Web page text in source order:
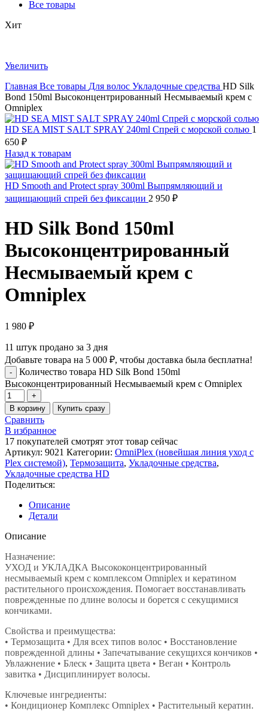
Все товары
Хит
Увеличить
Главная Все товары Для волос Укладочные средства HD Silk
Bond 150ml Высоконцентрированный Несмываемый крем с
Omniplex
HD SEA MIST SALT SPRAY 240ml Спрей с морской солью 1
650 ₽
Назад к товарам
HD Smooth and Protect spray 300ml Выпрямляющий и
защищающий спрей без фиксации 2 950 ₽
HD Silk Bond 150ml
Высоконцентрированный
Несмываемый крем с
Omniplex
1 980 ₽
11 штук продано за 3 дня
Добавьте товара на 5 000 ₽, чтобы доставка была бесплатна!
Количество товара HD Silk Bond 150ml
Высоконцентрированный Несмываемый крем с Omniplex
В корзину Купить сразу
Сравнить
В избранное
17 покупателей смотрят этот товар сейчас
Артикул: 9021 Категории: OmniPlex (новейшая линия уход с
Plex системой), Термозащита, Укладочные средства,
Укладочные средства HD
Поделиться:
Описание
Детали
Описание
Назначение:
УХОД и УКЛАДКА Высококонцентрированный
несмываемый крем с комплексом Omniplex и кератином
растительного происхождения. Помогает восстанавливать
поврежденные по длине волосы и борется с секущимися
кончиками.
Свойства и преимущества:
• Термозащита • Для всех типов волос • Восстановление
поврежденной длины • Запечатывание секущихся кончиков •
Увлажнение • Блеск • Защита цвета • Веган • Контроль
завитка • Дисциплинирует волосы.
Ключевые ингредиенты:
• Кондиционер Комплекс Omniplex • Растительный кератин.